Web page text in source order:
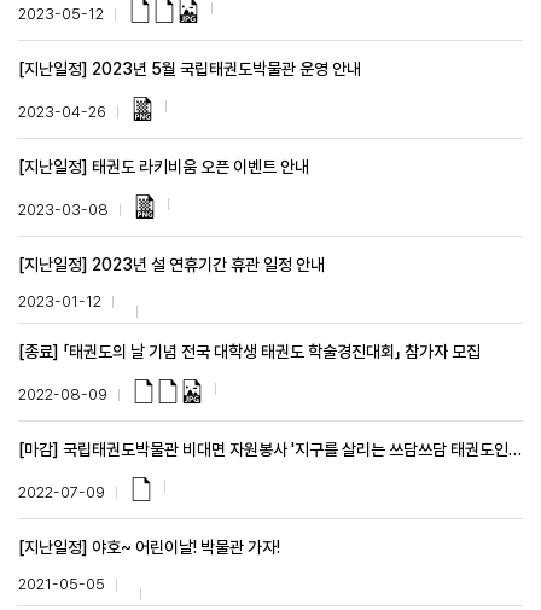
2023-05-12
[지난일정] 2023년 5월 국립태권도박물관 운영 안내
2023-04-26
[지난일정] 태권도 라키비움 오픈 이벤트 안내
2023-03-08
[지난일정] 2023년 설 연휴기간 휴관 일정 안내
2023-01-12
[종료] 「태권도의 날 기념 전국 대학생 태권도 학술경진대회」 참가자 모집
2022-08-09
[마감] 국립태권도박물관 비대면 자원봉사 '지구를 살리는 쓰담쓰담 태권도인!' 모집 공고
2022-07-09
[지난일정] 야호~ 어린이날! 박물관 가자!
2021-05-05